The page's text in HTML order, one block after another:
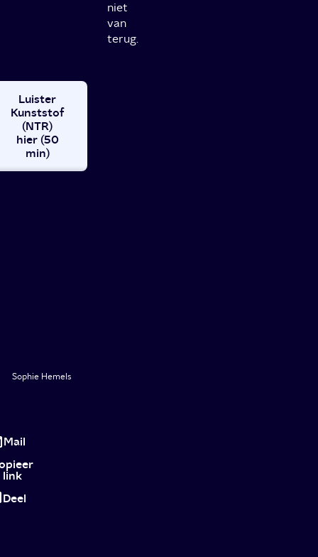
niet
van
terug.
Luister
Kunststof
(NTR)
hier (50
min)
Sophie Hemels
capuchon
gaat
af
Mail
link
Deel